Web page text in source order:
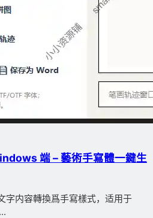
端 – 藝術手寫體一鍵生
字内容轉換爲手寫樣式，适用于